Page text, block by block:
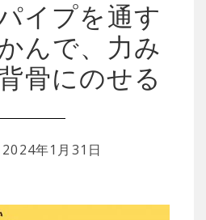
イプを通す
んで、力み
骨にのせる
年1月31日